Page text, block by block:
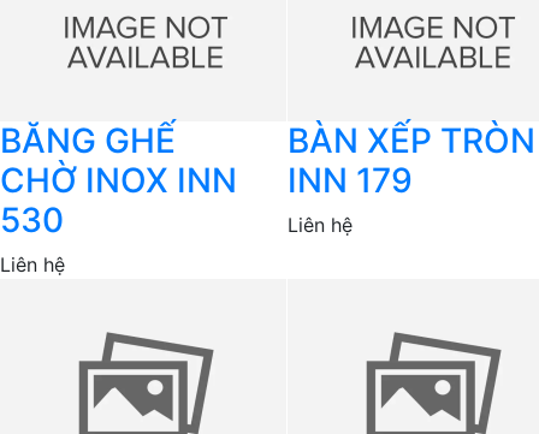
BĂNG GHẾ
CHỜ INOX INN
530
Liên hệ
BÀN XẾP TRÒN
INN 179
Liên hệ